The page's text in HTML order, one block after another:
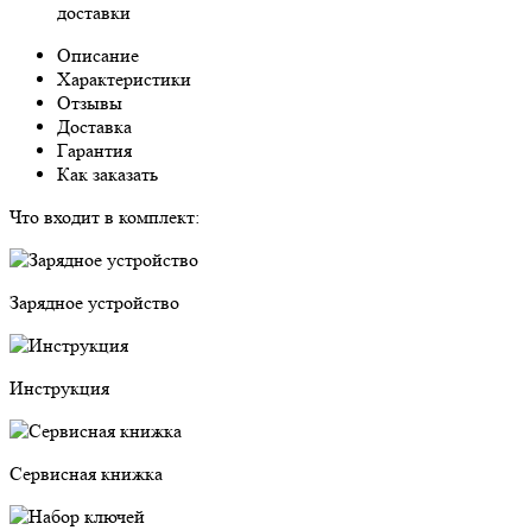
доставки
Описание
Характеристики
Отзывы
Доставка
Гарантия
Как заказать
Что входит в комплект:
Зарядное устройство
Инструкция
Сервисная книжка